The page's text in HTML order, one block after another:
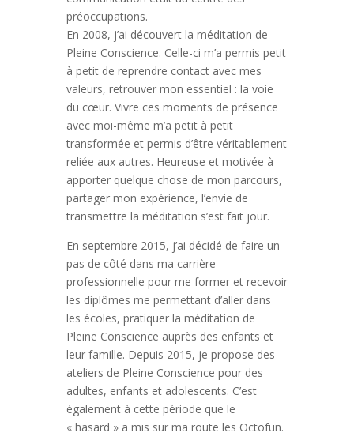
préoccupations.
En 2008, j’ai découvert la méditation de
Pleine Conscience. Celle-ci m’a permis petit
à petit de reprendre contact avec mes
valeurs, retrouver mon essentiel : la voie
du cœur. Vivre ces moments de présence
avec moi-même m’a petit à petit
transformée et permis d’être véritablement
reliée aux autres. Heureuse et motivée à
apporter quelque chose de mon parcours,
partager mon expérience, l’envie de
transmettre la méditation s’est fait jour.
En septembre 2015, j’ai décidé de faire un
pas de côté dans ma carrière
professionnelle pour me former et recevoir
les diplômes me permettant d’aller dans
les écoles, pratiquer la méditation de
Pleine Conscience auprès des enfants et
leur famille. Depuis 2015, je propose des
ateliers de Pleine Conscience pour des
adultes, enfants et adolescents. C’est
également à cette période que le
« hasard » a mis sur ma route les Octofun.